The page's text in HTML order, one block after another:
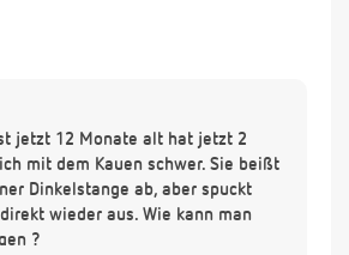
jetzt 12 Monate alt hat jetzt 2
mit dem Kauen schwer. Sie beißt
Dinkelstange ab, aber spuckt
wieder aus. Wie kann man
?